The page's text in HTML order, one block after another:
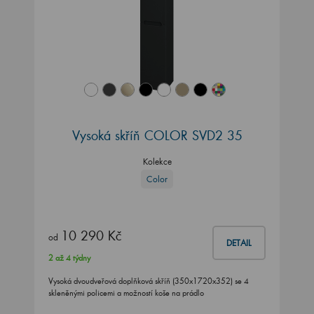
Vysoká skříň COLOR SVD2 35
Kolekce
Color
od 10 290 Kč DETAIL
2 až 4 týdny
Vysoká dvoudveřová doplňková skříň (350x1720x352) se 4
skleněnými policemi a možností koše na prádlo